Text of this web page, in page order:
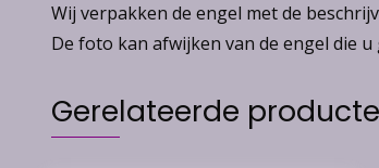
Wij verpakken de engel met de
De foto kan afwijken van de engel die
Gerelateerde